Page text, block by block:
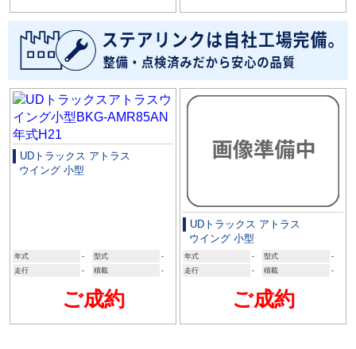
UDトラックス アトラス
ウイング 小型
年式 - 型式
-
走行
- 積載 -
ご成約
UDトラックス アトラス
ウイング 小型
年式 - 型式
-
走行
- 積載 -
ご成約